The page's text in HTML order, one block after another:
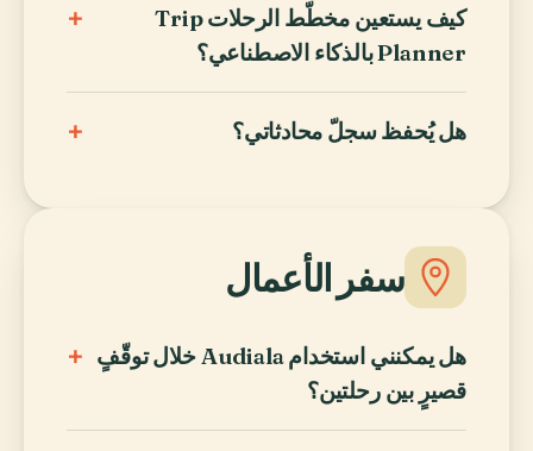
كيف يستعين مخطّط الرحلات Trip
Planner بالذكاء الاصطناعي؟
+
هل يُحفظ سجلّ محادثاتي؟ +
سفر الأعمال
هل يمكنني استخدام Audiala خلال توقّفٍ
قصيرٍ بين رحلتين؟
+